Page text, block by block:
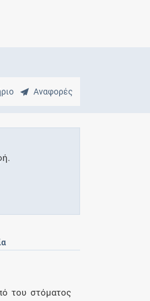
Αναφορές
του στόματος